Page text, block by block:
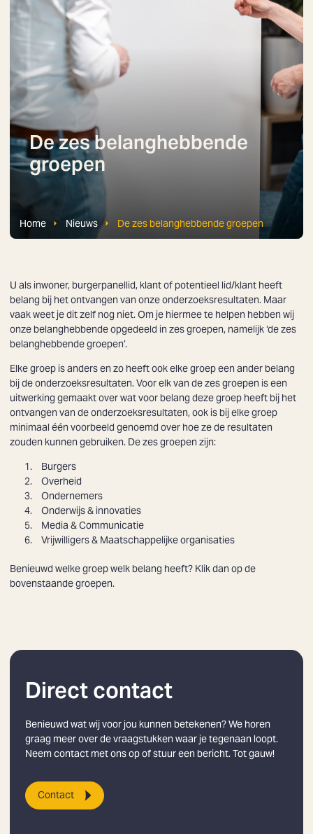
De zes belanghebbende
groepen
Home Nieuws De zes belanghebbende groepen
U als inwoner, burgerpanellid, klant of potentieel lid/klant heeft
belang bij het ontvangen van onze onderzoeksresultaten. Maar
vaak weet je dit zelf nog niet. Om je hiermee te helpen hebben wij
onze belanghebbende opgedeeld in zes groepen, namelijk ‘de zes
belanghebbende groepen’.
Elke groep is anders en zo heeft ook elke groep een ander belang
bij de onderzoeksresultaten. Voor elk van de zes groepen is een
uitwerking gemaakt over wat voor belang deze groep heeft bij het
ontvangen van de onderzoeksresultaten, ook is bij elke groep
minimaal één voorbeeld genoemd over hoe ze de resultaten
zouden kunnen gebruiken. De zes groepen zijn:
Burgers
Overheid
Ondernemers
Onderwijs & innovaties
Media & Communicatie
Vrijwilligers & Maatschappelijke organisaties
Benieuwd welke groep welk belang heeft? Klik dan op de
bovenstaande groepen.
Direct contact
Benieuwd wat wij voor jou kunnen betekenen? We horen
graag meer over de vraagstukken waar je tegenaan loopt.
Neem contact met ons op of stuur een bericht. Tot gauw!
Contact
Zoeken